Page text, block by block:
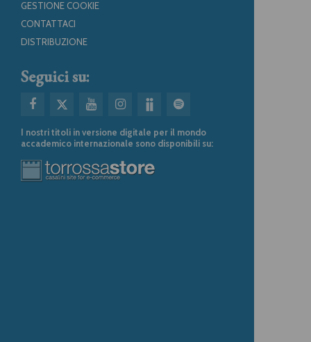
GESTIONE COOKIE
CONTATTACI
DISTRIBUZIONE
Seguici su:
I nostri titoli in versione digitale per il mondo
accademico internazionale sono disponibili su: